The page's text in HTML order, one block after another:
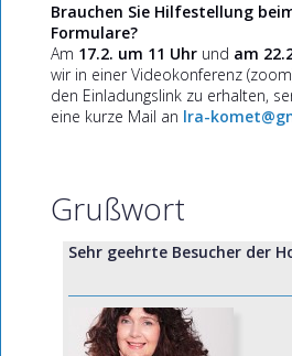
Brauchen Sie Hilfestellung
Formulare?
Am 17.2. um 11 Uhrund am
wir in einer Videokonferenz
den Einladungslink zu erhalten,
eine kurze Mail an lra-
Grußwort
Sehr geehrte Besucher der